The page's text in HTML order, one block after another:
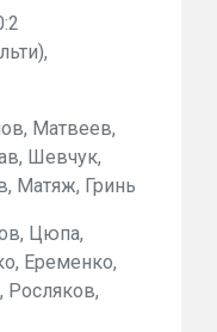
Матвеев,
Шевчук,
Матяж, Гринь
Цюпа,
Еременко,
Росляков,